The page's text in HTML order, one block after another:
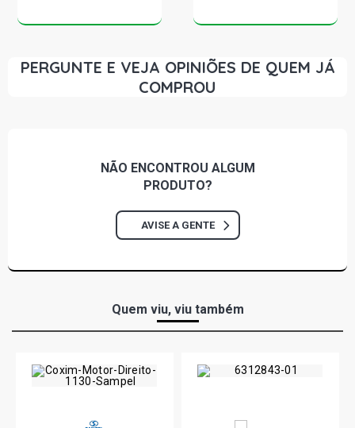
LOGUS GLS SEDAN 1.6 8V AE (1993 - 1996)
LOGUS CL SEDAN 1.6 8V AP (1993 - 1996)
LOGUS GL SEDAN 1.6 8V AP (1993 - 1996)
LOGUS GL I SEDAN 1.8 8V AP (1993 - 1996)
LOGUS GLS SEDAN 1.8 8V AP (1993 - 1996)
LOGUS GLS I SEDAN 1.8 8V AP (1993 - 1996)
PERGUNTE E VEJA OPINIÕES DE QUEM JÁ
COMPROU
NÃO ENCONTROU ALGUM
PRODUTO?
AVISE A GENTE
Quem viu, viu também